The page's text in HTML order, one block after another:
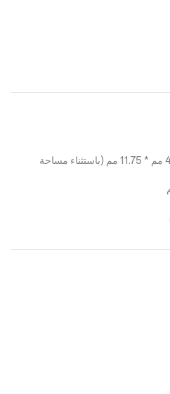
46.6 مم (باستثناء العروات) * 47.6 مم * 11.75 مم (باستثناء مساحة